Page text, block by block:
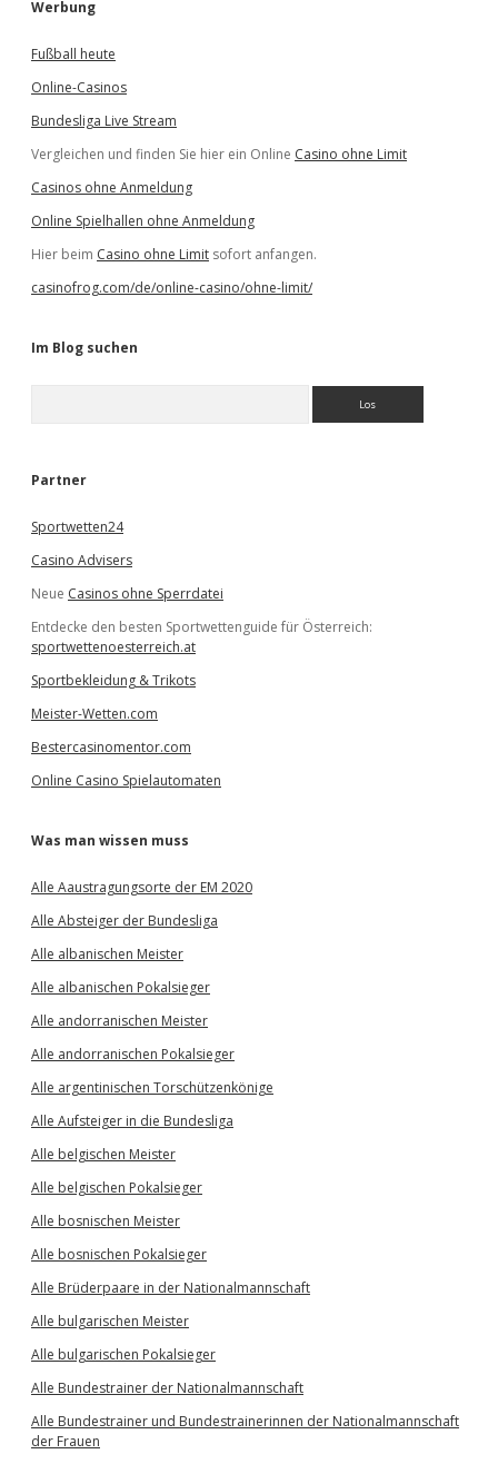
Werbung
Fußball heute
Online-Casinos
Bundesliga Live Stream
Vergleichen und finden Sie hier ein Online Casino ohne Limit
Casinos ohne Anmeldung
Online Spielhallen ohne Anmeldung
Hier beim Casino ohne Limit sofort anfangen.
casinofrog.com/de/online-casino/ohne-limit/
Im Blog suchen
e
Partner
Sportwetten24
Casino Advisers
Neue Casinos ohne Sperrdatei
Entdecke den besten Sportwettenguide für Österreich:
sportwettenoesterreich.at
Sportbekleidung & Trikots
Meister-Wetten.com
Bestercasinomentor.com
Online Casino Spielautomaten
Was man wissen muss
Alle Aaustragungsorte der EM 2020
Alle Absteiger der Bundesliga
Alle albanischen Meister
Alle albanischen Pokalsieger
Alle andorranischen Meister
Alle andorranischen Pokalsieger
Alle argentinischen Torschützenkönige
Alle Aufsteiger in die Bundesliga
Alle belgischen Meister
Alle belgischen Pokalsieger
Alle bosnischen Meister
Alle bosnischen Pokalsieger
Alle Brüderpaare in der Nationalmannschaft
Alle bulgarischen Meister
Alle bulgarischen Pokalsieger
Alle Bundestrainer der Nationalmannschaft
Alle Bundestrainer und Bundestrainerinnen der Nationalmannschaft
der Frauen